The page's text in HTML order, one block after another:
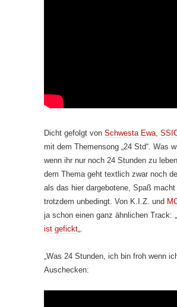
Dicht gefolgt von Schwesta Ewa
mit dem Themensong „24 Std“. Was
wenn ihr nur noch 24 Stunden zu
dem Thema geht textlich zwar noch
als das hier dargebotene, Spaß macht
trotzdem unbedingt. Von K.I.Z. und
ja schon einen ganz ähnlichen Track: „
ist gefickt
„Was 24 Stunden, ich bin froh wenn
Auschecken: